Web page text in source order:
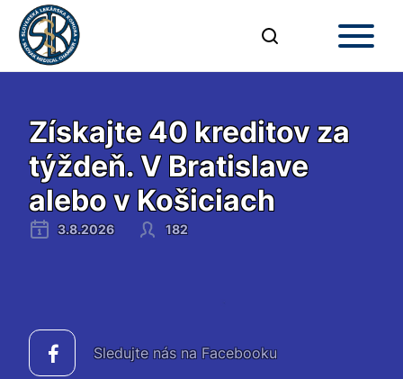
Získajte 40 kreditov za
týždeň. V Bratislave
alebo v Košiciach
3.8.2026 182
Sledujte nás na Facebooku